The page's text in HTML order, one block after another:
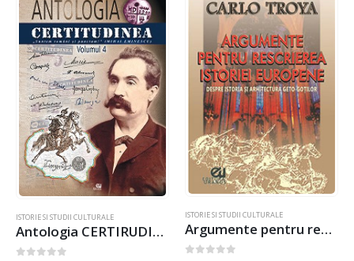
ISTORIE SI STUDII CULTURALE
Antologia CERTIRUDINEA vol.4
ISTORIE SI STUDII CULTURALE
Argumente pentru rescrierea istoriei europene